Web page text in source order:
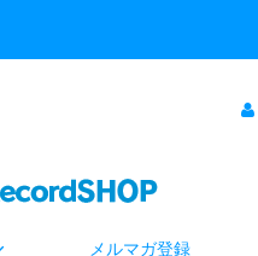
メルマガ登録